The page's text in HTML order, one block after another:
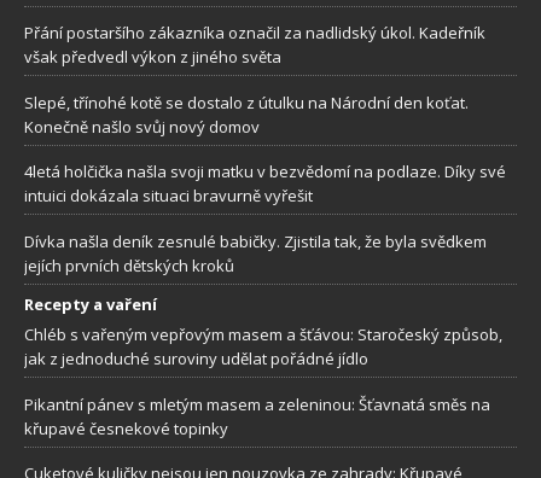
Přání postaršího zákazníka označil za nadlidský úkol. Kadeřník
však předvedl výkon z jiného světa
Slepé, třínohé kotě se dostalo z útulku na Národní den koťat.
Konečně našlo svůj nový domov
4letá holčička našla svoji matku v bezvědomí na podlaze. Díky své
intuici dokázala situaci bravurně vyřešit
Dívka našla deník zesnulé babičky. Zjistila tak, že byla svědkem
jejích prvních dětských kroků
Recepty a vaření
Chléb s vařeným vepřovým masem a šťávou: Staročeský způsob,
jak z jednoduché suroviny udělat pořádné jídlo
Pikantní pánev s mletým masem a zeleninou: Šťavnatá směs na
křupavé česnekové topinky
Cuketové kuličky nejsou jen nouzovka ze zahrady: Křupavé